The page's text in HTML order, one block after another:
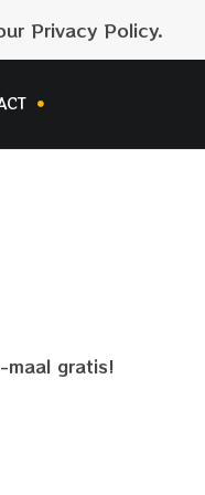
Privacy Policy.
gratis!